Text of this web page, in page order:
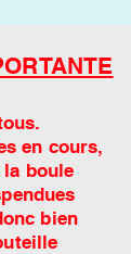
en cours,
boule
bien